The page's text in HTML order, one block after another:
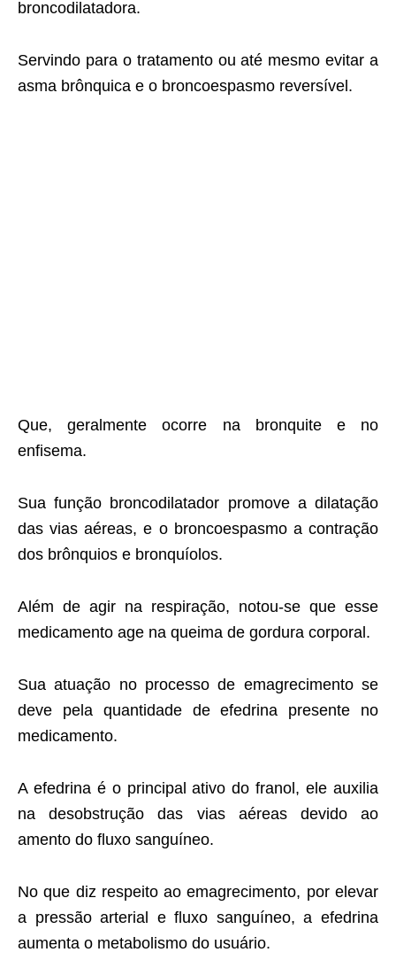
broncodilatadora.
Servindo para o tratamento ou até mesmo evitar a
asma brônquica e o broncoespasmo reversível.
Que, geralmente ocorre na bronquite e no
enfisema.
Sua função broncodilatador promove a dilatação
das vias aéreas, e o broncoespasmo a contração
dos brônquios e bronquíolos.
Além de agir na respiração, notou-se que esse
medicamento age na queima de gordura corporal.
Sua atuação no processo de emagrecimento se
deve pela quantidade de efedrina presente no
medicamento.
A efedrina é o principal ativo do franol, ele auxilia
na desobstrução das vias aéreas devido ao
amento do fluxo sanguíneo.
No que diz respeito ao emagrecimento, por elevar
a pressão arterial e fluxo sanguíneo, a efedrina
aumenta o metabolismo do usuário.